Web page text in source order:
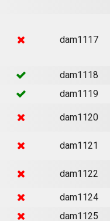
dam1117
dam1118
dam1119
dam1120
dam1121
dam1122
dam1124
dam1125